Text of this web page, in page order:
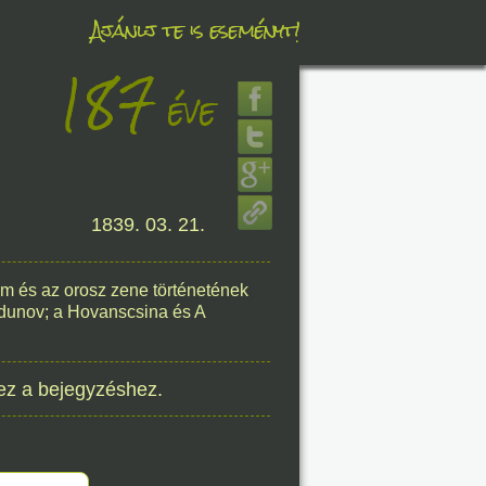
Ajánlj te is eseményt!
187éve
1839. 03. 21.
és az orosz zene történetének
a Hovanscsina és A
a bejegyzéshez.